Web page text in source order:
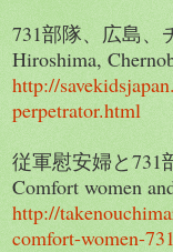
731部隊、広島
Hiroshima,
http://
perpetrator.html
従軍慰安婦と731
Comfort women
http://
comfort-women-